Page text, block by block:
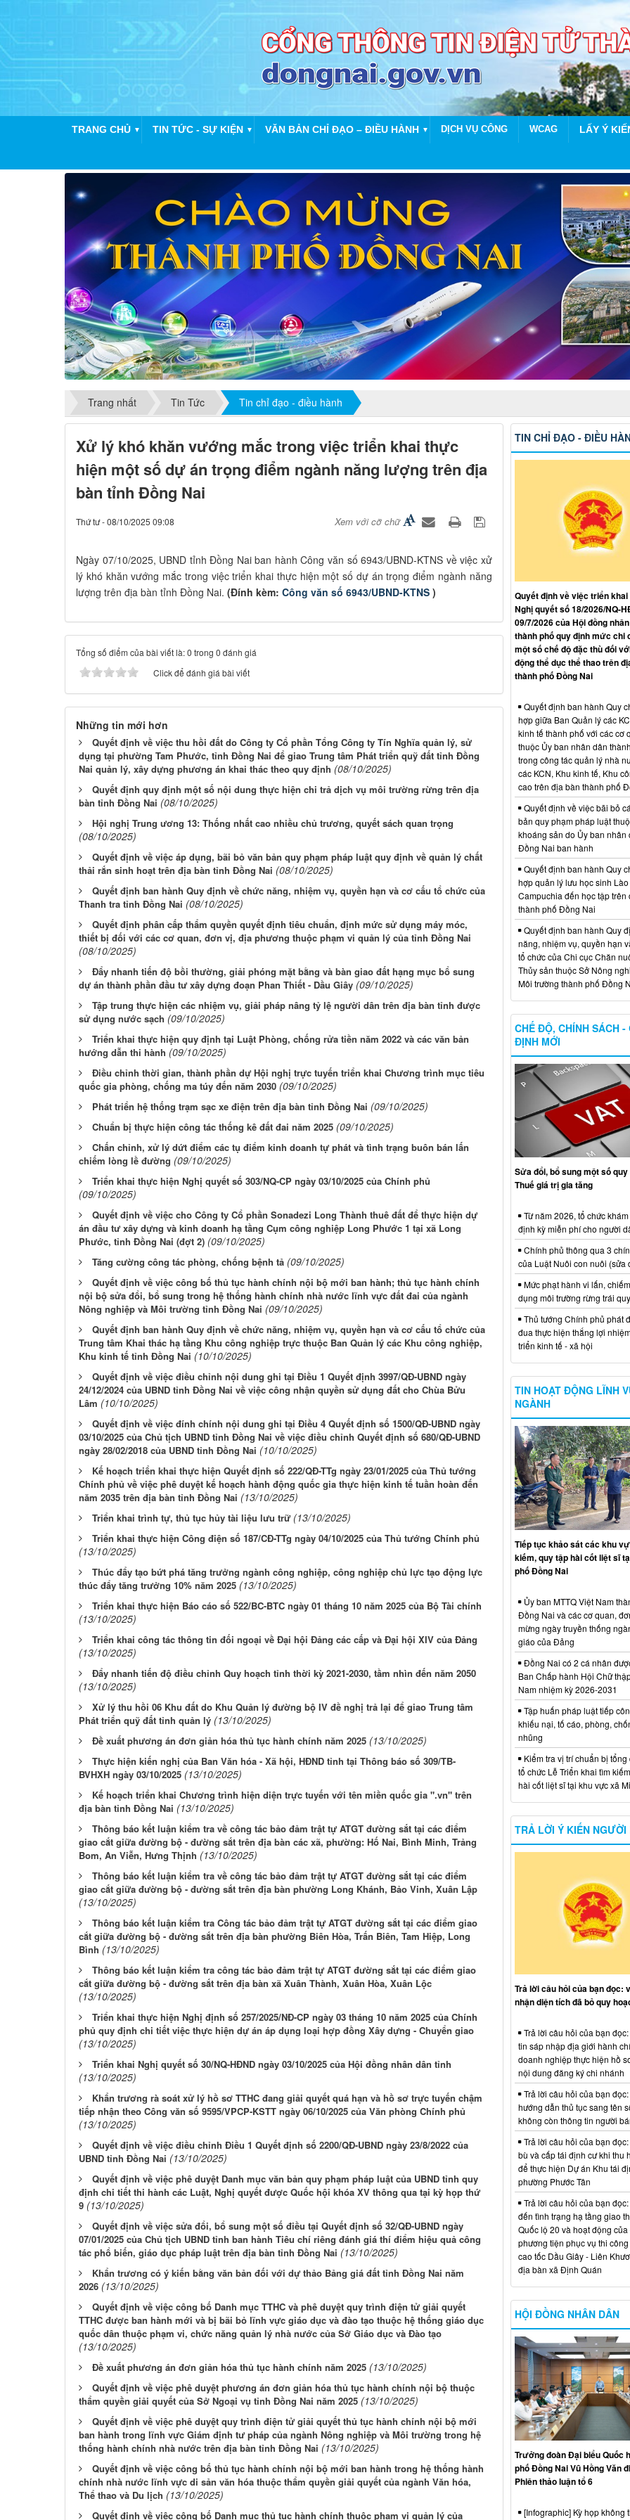
TRANG CHỦ ▼ TIN TỨC - SỰ KIỆN ▼ VĂN BẢN CHỈ ĐẠO – ĐIỀU HÀNH ▼ DỊCH VỤ CÔNG WCAG LẤY Ý
Trang nhất Tin Tức Tin chỉ đạo - điều hành
Xử lý khó khăn vướng mắc trong việc triển khai thực
hiện một số dự án trọng điểm ngành năng lượng trên địa
bàn tỉnh Đồng Nai
Thứ tư - 08/10/2025 09:08 Xem với cỡ chữ
Ngày 07/10/2025, UBND tỉnh Đồng Nai ban hành Công văn số 6943/UBND-KTNS về việc xử
lý khó khăn vướng mắc trong việc triển khai thực hiện một số dự án trọng điểm ngành năng
lượng trên địa bàn tỉnh Đồng Nai. (Đính kèm: Công văn số 6943/UBND-KTNS )
Tổng số điểm của bài viết là: 0 trong 0 đánh giá
Click để đánh giá bài viết
Những tin mới hơn
Quyết định về việc thu hồi đất do Công ty Cổ phần Tổng Công ty Tín Nghĩa quản lý, sử
dụng tại phường Tam Phước, tỉnh Đồng Nai để giao Trung tâm Phát triển quỹ đất tỉnh Đồng
Nai quản lý, xây dựng phương án khai thác theo quy định (08/10/2025)
Quyết định quy định một số nội dung thực hiện chi trả dịch vụ môi trường rừng trên địa
bàn tỉnh Đồng Nai (08/10/2025)
Hội nghị Trung ương 13: Thống nhất cao nhiều chủ trương, quyết sách quan trọng
(08/10/2025)
Quyết định về việc áp dụng, bãi bỏ văn bản quy phạm pháp luật quy định về quản lý chất
thải rắn sinh hoạt trên địa bàn tỉnh Đồng Nai (08/10/2025)
Quyết định ban hành Quy định về chức năng, nhiệm vụ, quyền hạn và cơ cấu tổ chức của
Thanh tra tỉnh Đồng Nai (08/10/2025)
Quyết định phân cấp thẩm quyền quyết định tiêu chuẩn, định mức sử dụng máy móc,
thiết bị đối với các cơ quan, đơn vị, địa phương thuộc phạm vi quản lý của tỉnh Đồng Nai
(08/10/2025)
Đẩy nhanh tiến độ bồi thường, giải phóng mặt bằng và bàn giao đất hạng mục bổ sung
dự án thành phần đầu tư xây dựng đoạn Phan Thiết - Dầu Giây (09/10/2025)
Tập trung thực hiện các nhiệm vụ, giải pháp nâng tỷ lệ người dân trên địa bàn tỉnh được
sử dụng nước sạch (09/10/2025)
Triển khai thực hiện quy định tại Luật Phòng, chống rửa tiền năm 2022 và các văn bản
hướng dẫn thi hành (09/10/2025)
Điều chỉnh thời gian, thành phần dự Hội nghị trực tuyến triển khai Chương trình mục tiêu
quốc gia phòng, chống ma túy đến năm 2030 (09/10/2025)
Phát triển hệ thống trạm sạc xe điện trên địa bàn tỉnh Đồng Nai (09/10/2025)
Chuẩn bị thực hiện công tác thống kê đất đai năm 2025 (09/10/2025)
Chấn chỉnh, xử lý dứt điểm các tụ điểm kinh doanh tự phát và tình trạng buôn bán lấn
chiếm lòng lề đường (09/10/2025)
Triển khai thực hiện Nghị quyết số 303/NQ-CP ngày 03/10/2025 của Chính phủ
(09/10/2025)
Quyết định về việc cho Công ty Cổ phần Sonadezi Long Thành thuê đất để thực hiện dự
án đầu tư xây dựng và kinh doanh hạ tầng Cụm công nghiệp Long Phước 1 tại xã Long
Phước, tỉnh Đồng Nai (đợt 2) (09/10/2025)
Tăng cường công tác phòng, chống bệnh tả (09/10/2025)
Quyết định về việc công bố thủ tục hành chính nội bộ mới ban hành; thủ tục hành chính
nội bộ sửa đổi, bổ sung trong hệ thống hành chính nhà nước lĩnh vực đất đai của ngành
Nông nghiệp và Môi trường tỉnh Đồng Nai (09/10/2025)
Quyết định ban hành Quy định về chức năng, nhiệm vụ, quyền hạn và cơ cấu tổ chức của
Trung tâm Khai thác hạ tầng Khu công nghiệp trực thuộc Ban Quản lý các Khu công nghiệp,
Khu kinh tế tỉnh Đồng Nai (10/10/2025)
Quyết định về việc điều chỉnh nội dung ghi tại Điều 1 Quyết định 3997/QĐ-UBND ngày
24/12/2024 của UBND tỉnh Đồng Nai về việc công nhận quyền sử dụng đất cho Chùa Bửu
Lâm (10/10/2025)
Quyết định về việc đính chính nội dung ghi tại Điều 4 Quyết định số 1500/QĐ-UBND ngày
03/10/2025 của Chủ tịch UBND tỉnh Đồng Nai về việc điều chỉnh Quyết định số 680/QĐ-UBND
ngày 28/02/2018 của UBND tỉnh Đồng Nai (10/10/2025)
Kế hoạch triển khai thực hiện Quyết định số 222/QĐ-TTg ngày 23/01/2025 của Thủ tướng
Chính phủ về việc phê duyệt kế hoạch hành động quốc gia thực hiện kinh tế tuần hoàn đến
năm 2035 trên địa bàn tỉnh Đồng Nai (13/10/2025)
Triển khai trình tự, thủ tục hủy tài liệu lưu trữ (13/10/2025)
Triển khai thực hiện Công điện số 187/CĐ-TTg ngày 04/10/2025 của Thủ tướng Chính phủ
(13/10/2025)
Thúc đẩy tạo bứt phá tăng trưởng ngành công nghiệp, công nghiệp chủ lực tạo động lực
thúc đẩy tăng trưởng 10% năm 2025 (13/10/2025)
Triển khai thực hiện Báo cáo số 522/BC-BTC ngày 01 tháng 10 năm 2025 của Bộ Tài chính
(13/10/2025)
Triển khai công tác thông tin đối ngoại về Đại hội Đảng các cấp và Đại hội XIV của Đảng
(13/10/2025)
Đẩy nhanh tiến độ điều chỉnh Quy hoạch tỉnh thời kỳ 2021-2030, tầm nhìn đến năm 2050
(13/10/2025)
Xử lý thu hồi 06 Khu đất do Khu Quản lý đường bộ IV đề nghị trả lại để giao Trung tâm
Phát triển quỹ đất tỉnh quản lý (13/10/2025)
Đề xuất phương án đơn giản hóa thủ tục hành chính năm 2025 (13/10/2025)
Thực hiện kiến nghị của Ban Văn hóa - Xã hội, HĐND tỉnh tại Thông báo số 309/TB-
BVHXH ngày 03/10/2025 (13/10/2025)
Kế hoạch triển khai Chương trình hiện diện trực tuyến với tên miền quốc gia ".vn" trên
địa bàn tỉnh Đồng Nai (13/10/2025)
Thông báo kết luận kiểm tra về công tác bảo đảm trật tự ATGT đường sắt tại các điểm
giao cắt giữa đường bộ - đường sắt trên địa bàn các xã, phường: Hố Nai, Bình Minh, Trảng
Bom, An Viễn, Hưng Thịnh (13/10/2025)
Thông báo kết luận kiểm tra về công tác bảo đảm trật tự ATGT đường sắt tại các điểm
giao cắt giữa đường bộ - đường sắt trên địa bàn phường Long Khánh, Bảo Vinh, Xuân Lập
(13/10/2025)
Thông báo kết luận kiểm tra Công tác bảo đảm trật tự ATGT đường sắt tại các điểm giao
cắt giữa đường bộ - đường sắt trên địa bàn phường Biên Hòa, Trấn Biên, Tam Hiệp, Long
Bình (13/10/2025)
Thông báo kết luận kiểm tra công tác bảo đảm trật tự ATGT đường sắt tại các điểm giao
cắt giữa đường bộ - đường sắt trên địa bàn xã Xuân Thành, Xuân Hòa, Xuân Lộc
(13/10/2025)
Triển khai thực hiện Nghị định số 257/2025/NĐ-CP ngày 03 tháng 10 năm 2025 của Chính
phủ quy định chi tiết việc thực hiện dự án áp dụng loại hợp đồng Xây dựng - Chuyển giao
(13/10/2025)
Triển khai Nghị quyết số 30/NQ-HĐND ngày 03/10/2025 của Hội đồng nhân dân tỉnh
(13/10/2025)
Khẩn trương rà soát xử lý hồ sơ TTHC đang giải quyết quá hạn và hồ sơ trực tuyến chậm
tiếp nhận theo Công văn số 9595/VPCP-KSTT ngày 06/10/2025 của Văn phòng Chính phủ
(13/10/2025)
Quyết định về việc điều chỉnh Điều 1 Quyết định số 2200/QĐ-UBND ngày 23/8/2022 của
UBND tỉnh Đồng Nai (13/10/2025)
Quyết định về việc phê duyệt Danh mục văn bản quy phạm pháp luật của UBND tỉnh quy
định chi tiết thi hành các Luật, Nghị quyết được Quốc hội khóa XV thông qua tại kỳ họp thứ
9 (13/10/2025)
Quyết định về việc sửa đổi, bổ sung một số điều tại Quyết định số 32/QĐ-UBND ngày
07/01/2025 của Chủ tịch UBND tỉnh ban hành Tiêu chí riêng đánh giá thí điểm hiệu quả công
tác phổ biến, giáo dục pháp luật trên địa bàn tỉnh Đồng Nai (13/10/2025)
Khẩn trương có ý kiến bằng văn bản đối với dự thảo Bảng giá đất tỉnh Đồng Nai năm
2026 (13/10/2025)
Quyết định về việc công bố Danh mục TTHC và phê duyệt quy trình điện tử giải quyết
TTHC được ban hành mới và bị bãi bỏ lĩnh vực giáo dục và đào tạo thuộc hệ thống giáo dục
quốc dân thuộc phạm vi, chức năng quản lý nhà nước của Sở Giáo dục và Đào tạo
(13/10/2025)
Đề xuất phương án đơn giản hóa thủ tục hành chính năm 2025 (13/10/2025)
Quyết định về việc phê duyệt phương án đơn giản hóa thủ tục hành chính nội bộ thuộc
thẩm quyền giải quyết của Sở Ngoại vụ tỉnh Đồng Nai năm 2025 (13/10/2025)
Quyết định về việc phê duyệt quy trình điện tử giải quyết thủ tục hành chính nội bộ mới
ban hành trong lĩnh vực Giám định tư pháp của ngành Nông nghiệp và Môi trường trong hệ
thống hành chính nhà nước trên địa bàn tỉnh Đồng Nai (13/10/2025)
Quyết định về việc công bố thủ tục hành chính nội bộ mới ban hành trong hệ thống hành
chính nhà nước lĩnh vực di sản văn hóa thuộc thẩm quyền giải quyết của ngành Văn hóa,
Thể thao và Du lịch (13/10/2025)
Quyết định về việc công bố Danh mục thủ tục hành chính thuộc phạm vi quản lý của
TIN CHỈ ĐẠO - ĐIỀU
Quyết định về việc triển
Nghị quyết số 18/2026/NQ-
09/7/2026 của Hội đồng
thành phố quy định mức chi
một số chế độ đặc thù đối
động thể dục thể thao trên
thành phố Đồng Nai
Quyết định ban hành Quy
hợp giữa Ban Quản lý các
kinh tế thành phố với các cơ
thuộc Ủy ban nhân dân
trong công tác quản lý nhà
các KCN, Khu kinh tế, Khu
cao trên địa bàn thành phố
Quyết định về việc bãi bỏ
bản quy phạm pháp luật
khoáng sản do Ủy ban nhân
Đồng Nai ban hành
Quyết định ban hành Quy
hợp quản lý lưu học sinh Lào
Campuchia đến học tập trên
thành phố Đồng Nai
Quyết định ban hành Quy
năng, nhiệm vụ, quyền hạn
tổ chức của Chi cục Chăn
Thủy sản thuộc Sở Nông
Môi trường thành phố Đồng
CHẾ ĐỘ, CHÍNH SÁCH -
ĐỊNH MỚI
Sửa đổi, bổ sung một số
Thuế giá trị gia tăng
Từ năm 2026, tổ chức
định kỳ miễn phí cho người
Chính phủ thông qua 3
của Luật Nuôi con nuôi (sửa
Mức phạt hành vi lấn,
dụng môi trường rừng trái
Thủ tướng Chính phủ phát
đua thực hiện thắng lợi
triển kinh tế - xã hội
TIN HOẠT ĐỘNG LĨNH
NGÀNH
Tiếp tục khảo sát các khu
kiếm, quy tập hài cốt liệt sĩ
phố Đồng Nai
Ủy ban MTTQ Việt Nam
Đồng Nai và các cơ quan,
mừng ngày truyền thống
giáo của Đảng
Đồng Nai có 2 cá nhân
Ban Chấp hành Hội Chữ
Nam nhiệm kỳ 2026-2031
Tập huấn pháp luật tiếp
khiếu nại, tố cáo, phòng,
nhũng
Kiểm tra vị trí chuẩn bị tổng
tổ chức Lễ Triển khai tìm
hài cốt liệt sĩ tại khu vực xã
TRẢ LỜI Ý KIẾN NGƯỜI
Trả lời câu hỏi của bạn đọc:
nhận diện tích đã bỏ quy
Trả lời câu hỏi của bạn
tin sáp nhập địa giới hành
doanh nghiệp thực hiện hồ
nội dung đăng ký chi nhánh
Trả lời câu hỏi của bạn
hướng dẫn thủ tục sang tên
không còn thông tin người
Trả lời câu hỏi của bạn
bù và cấp tái định cư khi thu
để thực hiện Dự án Khu tái
phường Phước Tân
Trả lời câu hỏi của bạn
đến tình trạng hạ tầng giao
Quốc lộ 20 và hoạt động của
phương tiện phục vụ thi
cao tốc Dầu Giây - Liên
địa bàn xã Định Quán
HỘI ĐỒNG NHÂN DÂN
Trưởng đoàn Đại biểu Quốc
phố Đồng Nai Vũ Hồng Văn
Phiên thảo luận tổ 6
[Infographic] Kỳ họp không